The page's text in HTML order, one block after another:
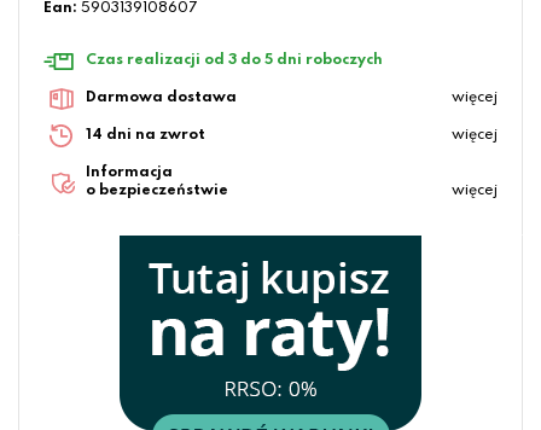
Ean: 5903139108607
Czas realizacji od 3 do 5 dni roboczych
Darmowa dostawa więcej
14 dni na zwrot więcej
Informacja
o bezpieczeństwie
więcej